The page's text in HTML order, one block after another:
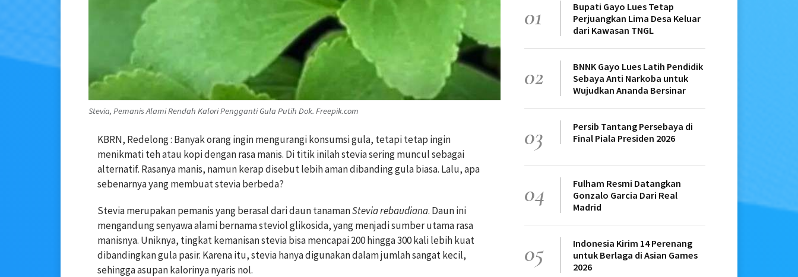
Stevia, Pemanis Alami Rendah Kalori Pengganti Gula Putih Dok. Freepik.com
KBRN, Redelong : Banyak orang ingin mengurangi konsumsi gula, tetapi tetap ingin
menikmati teh atau kopi dengan rasa manis. Di titik inilah stevia sering muncul sebagai
alternatif. Rasanya manis, namun kerap disebut lebih aman dibanding gula biasa. Lalu, apa
sebenarnya yang membuat stevia berbeda?
Stevia merupakan pemanis yang berasal dari daun tanamanStevia rebaudiana. Daun ini
mengandung senyawa alami bernama steviol glikosida, yang menjadi sumber utama rasa
manisnya. Uniknya, tingkat kemanisan stevia bisa mencapai 200 hingga 300 kali lebih kuat
dibandingkan gula pasir. Karena itu, stevia hanya digunakan dalam jumlah sangat kecil,
sehingga asupan kalorinya nyaris nol.
01
Bupati Gayo Lues Tetap
Perjuangkan Lima Desa Keluar
dari Kawasan TNGL
02
BNNK Gayo Lues Latih Pendidik
Sebaya Anti Narkoba untuk
Wujudkan Ananda Bersinar
03
Persib Tantang Persebaya di
Final Piala Presiden 2026
04
Fulham Resmi Datangkan
Gonzalo Garcia Dari Real
Madrid
05
Indonesia Kirim 14 Perenang
untuk Berlaga di Asian Games
2026